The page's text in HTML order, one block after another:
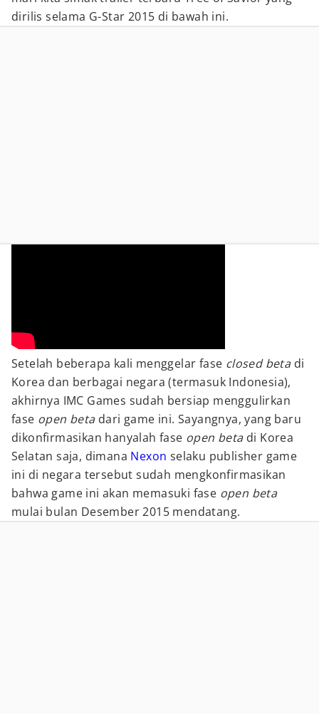
dirilis selama G-Star 2015 di bawah ini.
Setelah beberapa kali menggelar fase closed betadi
Korea dan berbagai negara (termasuk Indonesia),
akhirnya IMC Games sudah bersiap menggulirkan
fase open betadari game ini. Sayangnya, yang baru
dikonfirmasikan hanyalah fase open betadi Korea
Selatan saja, dimana Nexon selaku publisher game
ini di negara tersebut sudah mengkonfirmasikan
bahwa game ini akan memasuki fase open beta
mulai bulan Desember 2015 mendatang.